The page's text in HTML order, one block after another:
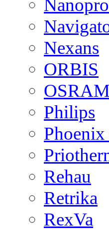
Nexans
ORBIS
OSRAM
Philips
Rehau
Retrika
RexVa